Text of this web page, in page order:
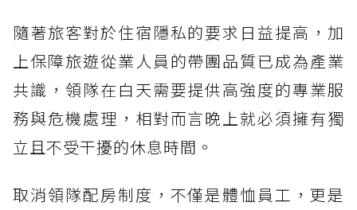
隨著旅客對於住宿隱私的要求日益提高，加
上保障旅遊從業人員的帶團品質已成為產業
共識，領隊在白天需要提供高強度的專業服
務與危機處理，相對而言晚上就必須擁有獨
立且不受干擾的休息時間。
取消領隊配房制度，不僅是體恤員工，更是